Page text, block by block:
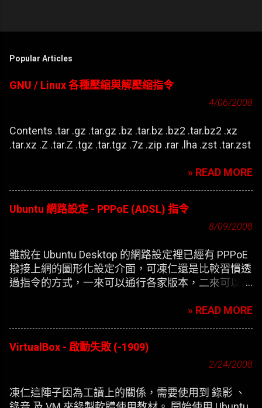
Popular Articles
GNU / Linux 各種壓縮與解壓縮指令
4/06/2008
Contents .tar .gz .tar.gz .bz .tar.bz .bz2 .tar.bz2 .xz
.tar.xz .Z .tar.Z .tgz .tar.tgz .7z .zip .rar .lha .zst .tar.zst
» READ MORE
Ubuntu 網路設定 - PPPoE (ADSL) 指令
8/09/2008
雖說在 Ubuntu Desktop 的網路設定裡已經有 PPPoE
撥接上網的圖形化設定介面，可凍仁還是比較習慣透
過指令的方式，一來可以通行各家版本，二來可以在
» READ MORE
VirtualBox - 啟動失敗 (-1909)
2/24/2008
凍仁這陣子因為工讀上的關係，需要使用到 錄影 、